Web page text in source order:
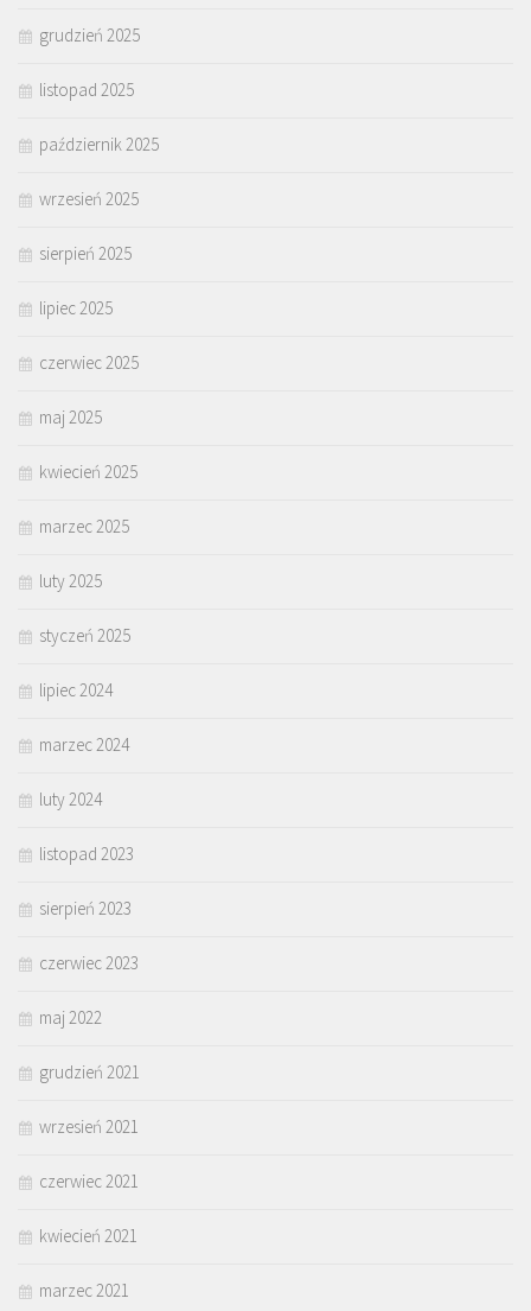
grudzień 2025
listopad 2025
październik 2025
wrzesień 2025
sierpień 2025
lipiec 2025
czerwiec 2025
maj 2025
kwiecień 2025
marzec 2025
luty 2025
styczeń 2025
lipiec 2024
marzec 2024
luty 2024
listopad 2023
sierpień 2023
czerwiec 2023
maj 2022
grudzień 2021
wrzesień 2021
czerwiec 2021
kwiecień 2021
marzec 2021